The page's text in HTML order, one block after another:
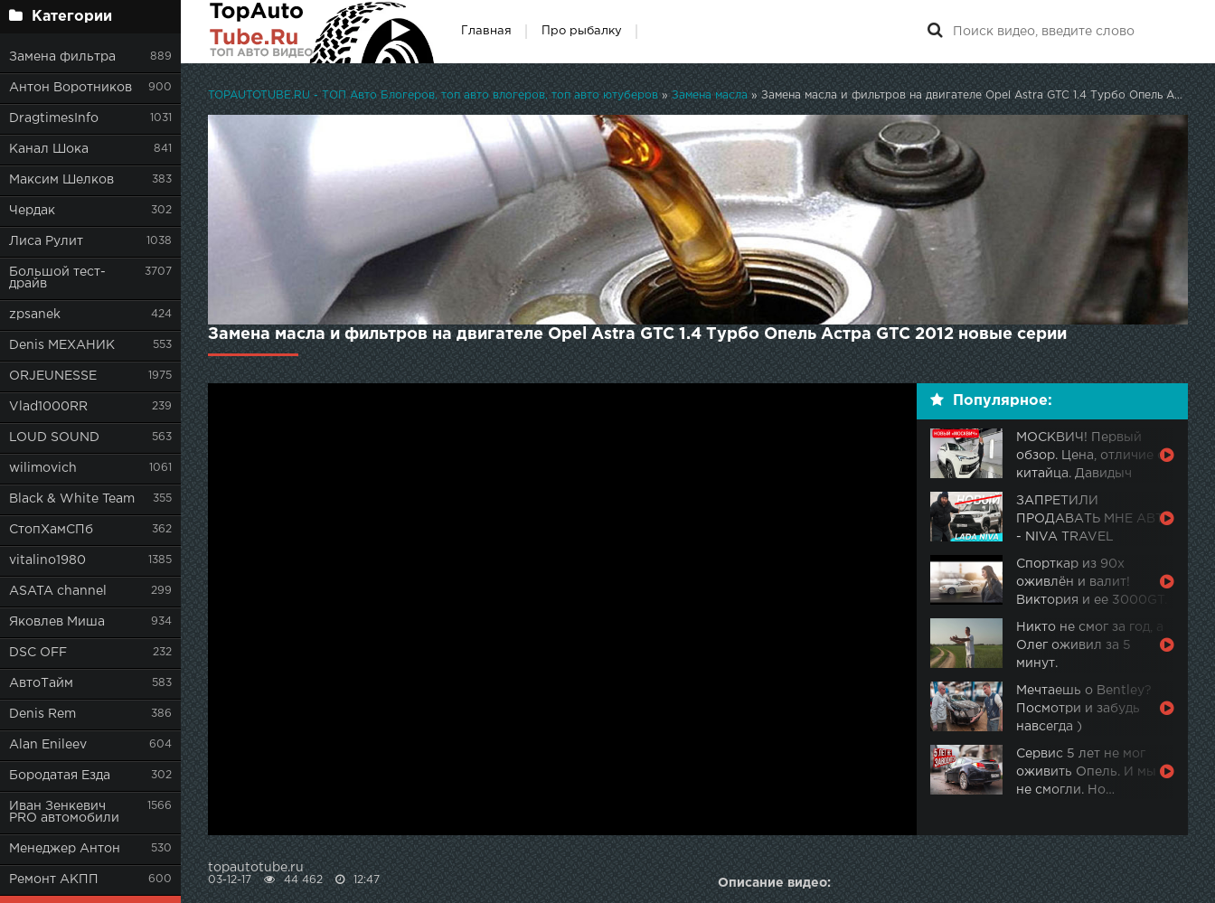
Категории
Замена фильтра 889
Антон Воротников 900
DragtimesInfo 1031
Канал Шока 841
Максим Шелков 383
Чердак 302
Лиса Рулит 1038
Большой тест-
драйв
3707
zpsanek 424
Denis МЕХАНИК 553
ORJEUNESSE 1975
Vlad1000RR 239
LOUD SOUND 563
wilimovich 1061
Black & White Team 355
СтопХамСПб 362
vitalino1980 1385
ASATA channel 299
Яковлев Миша 934
DSC OFF 232
АвтоТайм 583
Denis Rem 386
Alan Enileev 604
Бородатая Езда 302
Иван Зенкевич
PRO автомобили
1566
Менеджер Антон 530
Ремонт АКПП 600
Главная Про рыбалку
TOPAUTOTUBE.RU - ТОП Авто Блогеров, топ авто влогеров, топ авто ютуберов»Замена масла » Замена масла и фильтров на двигателе Opel Astra GTC 1.4 Турбо Опель Астра GTC 2012
Замена масла и фильтров на двигателе Opel Astra GTC 1.4 Турбо Опель Астра GTC 2012 новые серии
Популярное:
МОСКВИЧ! Первый
обзор. Цена, отличие от
китайца. Давидыч
ЗАПРЕТИЛИ
ПРОДАВАТЬ МНЕ АВТО
- NIVA TRAVEL
Спорткар из 90х
оживлён и валит!
Виктория и ее 3000GT.
Никто не смог за год, а
Олег оживил за 5
минут.
Мечтаешь о Bentley?
Посмотри и забудь
навсегда )
Сервис 5 лет не мог
оживить Опель. И мы
не смогли. Но…
topautotube.ru
Описание видео:
03-12-17 44 462 12:47